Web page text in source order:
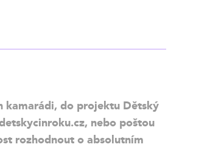
kamarádi, do projektu Dětský
nebo poštou
rozhodnout o absolutním